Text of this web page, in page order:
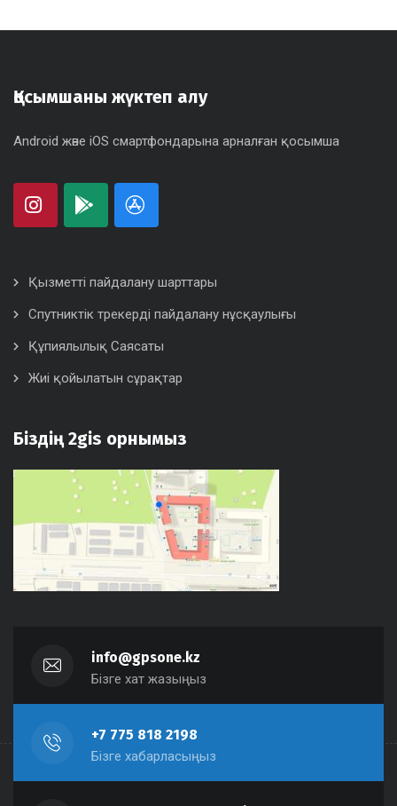
Қосымшаны жүктеп алу
Android және iOS смартфондарына арналған қосымша
Қызметті пайдалану шарттары
Спутниктік трекерді пайдалану нұсқаулығы
Құпиялылық Саясаты
Жиі қойылатын сұрақтар
Біздің 2gis орнымыз
info@gpsone.kz
Бізге хат жазыңыз
+7 775 818 2198
Бізге хабарласыңыз